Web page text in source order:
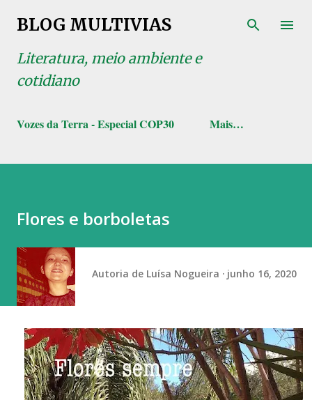
Pular para o conteúdo principal
BLOG MULTIVIAS
Literatura, meio ambiente e
cotidiano
Vozes da Terra - Especial COP30 Mais…
Flores e borboletas
Autoria de Luísa Nogueira junho 16, 2020